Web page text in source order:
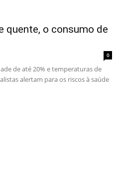
quente, o consumo de
0
de até 20% e temperaturas de
alertam para os riscos à saúde